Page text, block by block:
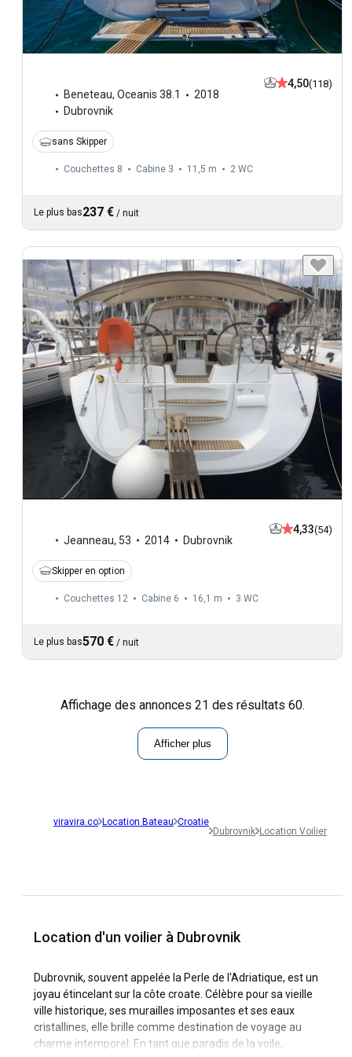
Beneteau, Oceanis 38.1
2018
Dubrovnik
4,50(118)
sans Skipper
Couchettes 8 Cabine 3 11,5 m 2 WC
Le plus bas237 € / nuit
Jeanneau, 53 2014 Dubrovnik
4,33(54)
Skipper en option
Couchettes 12 Cabine 6 16,1 m 3 WC
Le plus bas570 € / nuit
Affichage des annonces 21 des résultats 60.
Afficher plus
viravira.co Location Bateau Croatie
Dubrovnik Location Voilier
Location d'un voilier à Dubrovnik
Dubrovnik, souvent appelée la Perle de l'Adriatique, est un
joyau étincelant sur la côte croate. Célèbre pour sa vieille
ville historique, ses murailles imposantes et ses eaux
cristallines, elle brille comme destination de voyage au
charme intemporel. En tant que paradis de la voile,